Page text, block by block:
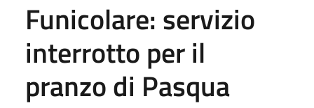
Funicolare: servizio
interrotto per il
pranzo di Pasqua